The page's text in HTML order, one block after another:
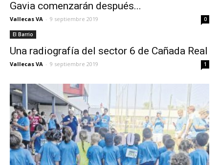
Gavia comenzarán después...
Vallecas VA - 9 septiembre 2019 0
El Barrio
Una radiografía del sector 6 de Cañada Real
Vallecas VA - 9 septiembre 2019 1